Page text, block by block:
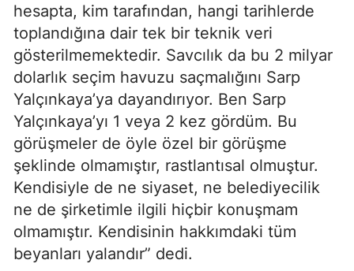
hesapta, kim tarafından, hangi tarihlerde
toplandığına dair tek bir teknik veri
gösterilmemektedir. Savcılık da bu 2 milyar
dolarlık seçim havuzu saçmalığını Sarp
Yalçınkaya’ya dayandırıyor. Ben Sarp
Yalçınkaya’yı 1 veya 2 kez gördüm. Bu
görüşmeler de öyle özel bir görüşme
şeklinde olmamıştır, rastlantısal olmuştur.
Kendisiyle de ne siyaset, ne belediyecilik
ne de şirketimle ilgili hiçbir konuşmam
olmamıştır. Kendisinin hakkımdaki tüm
beyanları yalandır” dedi.